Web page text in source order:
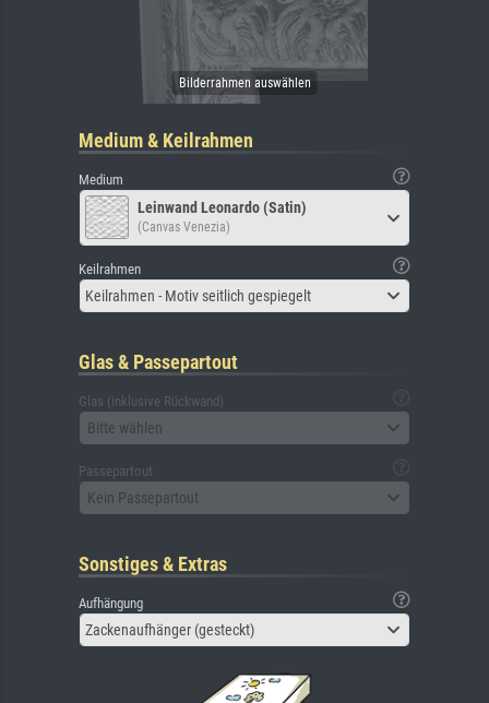
Medium & Keilrahmen
Medium
Leinwand Leonardo (Satin)
(Canvas Venezia)
Keilrahmen
Keilrahmen - Motiv seitlich gespiegelt
Glas & Passepartout
Glas (inklusive Rückwand)
Bitte wählen
Passepartout
Kein Passepartout
Sonstiges & Extras
Aufhängung
Zackenaufhänger (gesteckt)